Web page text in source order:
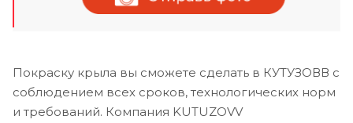
Покраску крыла вы сможете сделать в КУТУЗОВВ с
соблюдением всех сроков, технологических норм
и требований. Компания KUTUZOVV